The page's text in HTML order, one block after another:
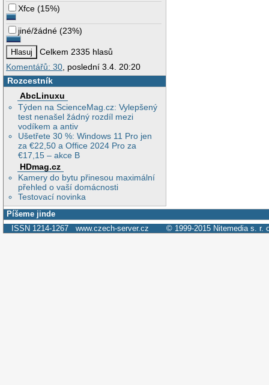
Xfce (15%)
jiné/žádné (23%)
Celkem 2335 hlasů
Komentářů: 30, poslední 3.4. 20:20
Rozcestník
AbcLinuxu
Týden na ScienceMag.cz: Vylepšený
test nenašel žádný rozdíl mezi
vodíkem a antiv
Ušetřete 30 %: Windows 11 Pro jen
za €22,50 a Office 2024 Pro za
€17,15 – akce B
HDmag.cz
Kamery do bytu přinesou maximální
přehled o vaší domácnosti
Testovací novinka
Píšeme jinde
ISSN 1214-1267 www.czech-server.cz © 1999-2015 Nitemedia s. r.